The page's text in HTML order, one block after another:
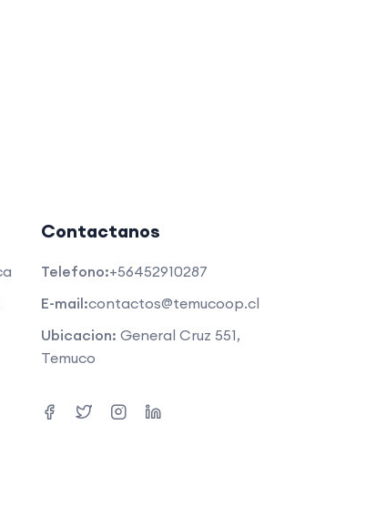
Contactanos
Telefono:+56452910287
E-mail:contactos@temucoop.cl
Ubicacion: General Cruz 551,
Temuco